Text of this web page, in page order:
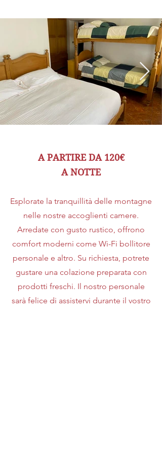
A PARTIRE DA 120€
A NOTTE
Esplorate la tranquillità delle montagne
nelle nostre accoglienti camere.
Arredate con gusto rustico, offrono
comfort moderni come Wi-Fi bollitore
personale e altro. Su richiesta, potrete
gustare una colazione preparata con
prodotti freschi. Il nostro personale
sarà felice di assistervi durante il vostro